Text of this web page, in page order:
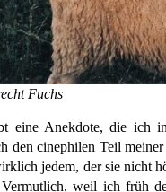
Fuchs
eine Anekdote, die ich
den cinephilen Teil
jedem, der sie nicht
weil ich früh